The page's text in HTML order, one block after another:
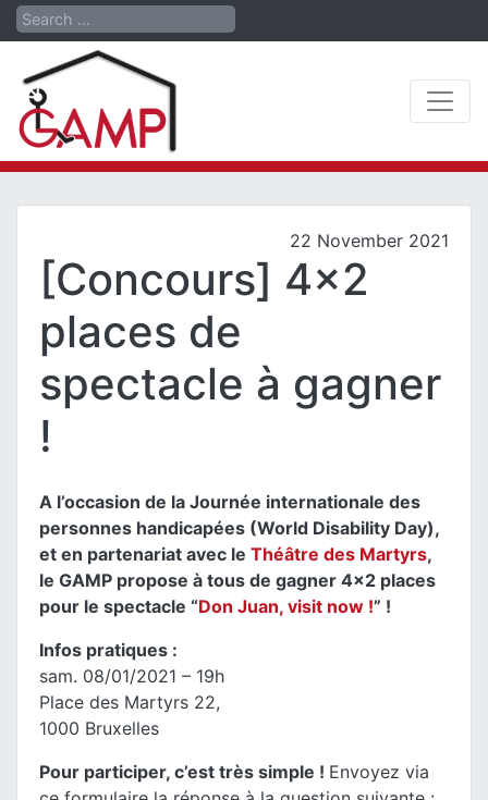
Search
22 November 2021
[Concours] 4×2
places de
spectacle à gagner
!
A l’occasion de la Journée internationale des
personnes handicapées (World Disability Day),
et en partenariat avec le Théâtre des Martyrs,
le GAMP propose à tous de gagner 4×2 places
pour le spectacle “Don Juan, visit now !” !
Infos pratiques :
sam. 08/01/2021 – 19h
Place des Martyrs 22,
1000 Bruxelles
Pour participer, c’est très simple ! Envoyez via